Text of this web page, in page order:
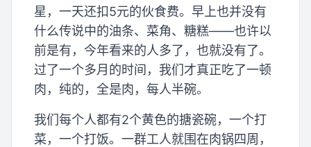
星，一天还扣5元的伙食费。早上也并没有
什么传说中的油条、菜角、糖糕——也许以
前是有，今年看来的人多了，也就没有了。
过了一个多月的时间，我们才真正吃了一顿
肉，纯的，全是肉，每人半碗。
我们每个人都有2个黄色的搪瓷碗，一个打
菜，一个打饭。一群工人就围在肉锅四周，